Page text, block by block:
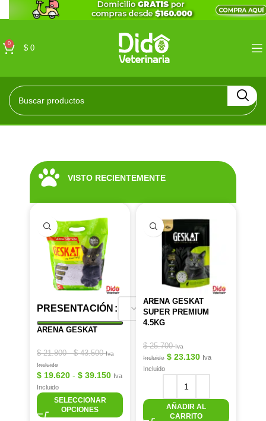
0
$ 0
VISTO RECIENTEMENTE
PRESENTACIÓN
ARENA GESKAT
$21.800 - $43.500 Iva
Incluido
$ 19.620 - $ 39.150 Iva
Incluido
SELECCIONAR
OPCIONES
ARENA GESKAT
SUPER PREMIUM
4.5KG
$25.700 Iva
Incluido $ 23.130 Iva
Incluido
AÑADIR AL
CARRITO